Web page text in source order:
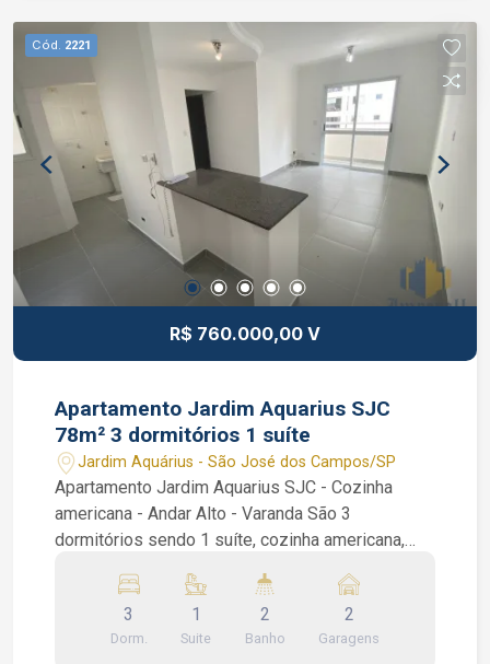
234.934 F (12) 99668-3140 WhatsApp
Cód. 2221
R$ 760.000,00 V
Apartamento Jardim Aquarius SJC
78m² 3 dormitórios 1 suíte
Jardim Aquárius - São José dos Campos/SP
Apartamento Jardim Aquarius SJC - Cozinha
americana - Andar Alto - Varanda São 3
dormitórios sendo 1 suíte, cozinha americana,
apartamento recém pintado e pronto para morar.
Portaria 24 horas e lazer com salão de festas,
área kids, churrasqueira, quadra, piscina adulto e
3
Dorm.
1
Suite
2
Banho
2
Garagens